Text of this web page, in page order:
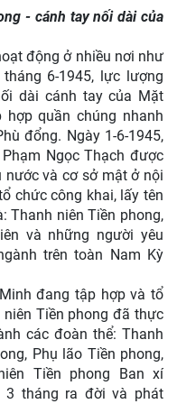
- cánh tay nối dài của
động ở nhiều nơi như
6-1945, lực lượng
dài cánh tay của Mặt
quần chúng nhanh
đổng. Ngày 1-6-1945,
Ngọc Thạch được
nước và cơ sở mật ở nội
chức công khai, lấy tên
Thanh niên Tiền phong,
và những người yêu
trên toàn Nam Kỳ
đang tập hợp và tổ
Tiền phong đã thực
các đoàn thể: Thanh
Phụ lão Tiền phong,
Tiền phong Ban xí
3 tháng ra đời và phát